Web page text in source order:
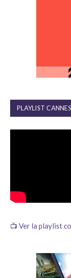
PLAYLIST
📺 Ver la playlist